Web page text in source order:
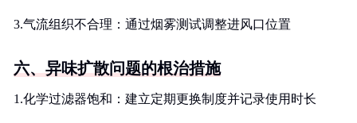
3.气流组织不合理：通过烟雾测试调整进风口位置
六、异味扩散问题的根治措施
1.化学过滤器饱和：建立定期更换制度并记录使用时长